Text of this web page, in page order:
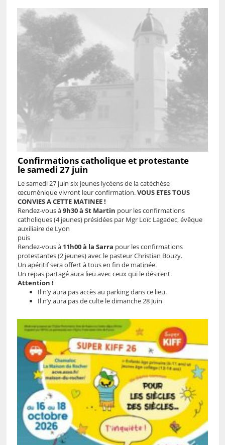
Confirmations catholique et protestante
le samedi 27 juin
Le samedi 27 juin six jeunes lycéens de la catéchèse
œcuménique vivront leur confirmation.VOUS ETES TOUS
CONVIES A CETTE MATINEE !
Rendez-vous à9h30 à St Martin pour les confirmations
catholiques (4 jeunes) présidées par Mgr Loïc Lagadec, évêque
auxiliaire de Lyon
puis
Rendez-vous à 11h00 à la Sarra pour les confirmations
protestantes (2 jeunes) avec le pasteur Christian Bouzy.
Un apéritif sera offert à tous en fin de matinée.
Un repas partagé aura lieu avec ceux qui le désirent.
Attention !
Il n’y aura pas accès au parking dans ce lieu.
Il n’y aura pas de culte le dimanche 28 Juin